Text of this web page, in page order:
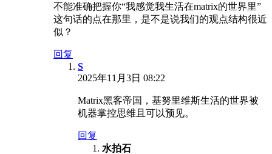
不能准确把握你“我感觉我生活在matrix的世界里”
这句话的点在那里，是不是说我们的观点结构很近
似？
回复
S
2025年11月3日 08:22
Matrix黑客帝国，基努里维斯生活的世界被
机器掌控思维且可以预见。
回复
水拍石